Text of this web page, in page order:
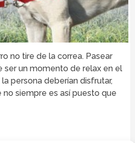
no tire de la correa. Pasear
ser un momento de relax en el
persona deberían disfrutar,
siempre es así puesto que